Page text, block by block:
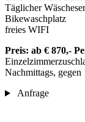
Täglicher
Bikewaschplatz
freies WIFI
Preis: ab € 870,-
Nachmittags,
Anfrage